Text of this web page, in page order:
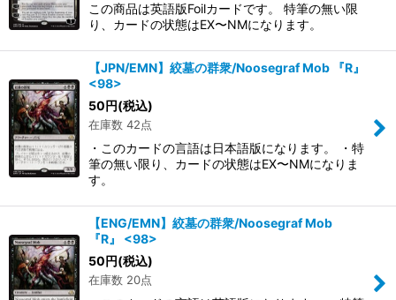
この商品は英語版Foilカードです。 特筆の無い限
り、カードの状態はEX〜NMになります。
【JPN/EMN】絞墓の群衆/Noosegraf Mob 『R』
<98>
50円(税込)
在庫数 42点
・このカードの言語は日本語版になります。 ・特
筆の無い限り、カードの状態はEX〜NMになりま
す。
【ENG/EMN】絞墓の群衆/Noosegraf Mob
『R』 <98>
50円(税込)
在庫数 20点